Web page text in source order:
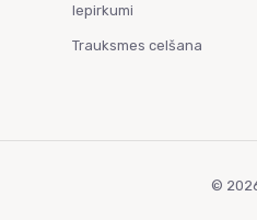
Iepirkumi
Trauksmes celšana
©